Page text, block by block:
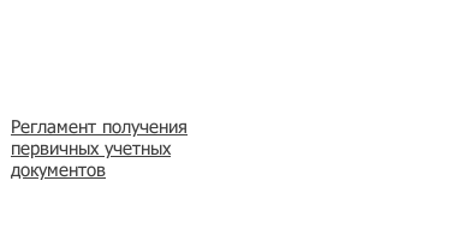
Регламент получения
первичных учетных
документов